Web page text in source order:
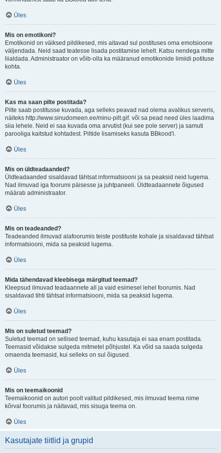
Üles
Mis on emotikoni?
Emotikonid on väiksed pildikesed, mis aitavad sul postituses oma emotsioone
väljendada. Neid saad teatesse lisada postitamise lehelt. Katsu nendega mitte
liialdada. Administraator on võib-olla ka määranud emotikonide limiidi potituse
kohta.
Üles
Kas ma saan pilte postitada?
Pilte saab postitusse kuvada, aga selleks peavad nad olema avalikus serveris,
näiteks http://www.sinudomeen.ee/minu-pilt.gif. või sa pead need üles laadima
siia lehele. Neid ei saa kuvada oma arvutist (kui see pole server) ja samuti
parooliga kaitstud kohtadest. Piltide lisamiseks kasuta BBkood'i.
Üles
Mis on üldteadaanded?
Üldteadaanded sisaldavad tähtsat informatsiooni ja sa peaksid neid lugema.
Nad ilmuvad iga foorumi päisesse ja juhtpaneeli. Üldteadaannete õigused
määrab administraator.
Üles
Mis on teadeanded?
Teadeanded ilmuvad alafoorumis teiste postituste kohale ja sisaldavad tähtsat
informatsiooni, mida sa peaksid lugema.
Üles
Mida tähendavad kleebisega märgitud teemad?
Kleepsud ilmuvad teadaannete all ja vaid esimesel lehel foorumis. Nad
sisaldavad tihti tähtsat informatsiooni, mida sa peaksid lugema.
Üles
Mis on suletud teemad?
Suletud teemad on sellised teemad, kuhu kasutaja ei saa enam postitada.
Teemasid võidakse sulgeda mitmetel põhjustel. Ka võid sa saada sulgeda
omaenda teemasid, kui selleks on sul õigused.
Üles
Mis on teemaikoonid
Teemaikoonid on autori poolt valitud pildikesed, mis ilmuvad teema nime
kõrval foorumis ja näitavad, mis sisuga teema on.
Üles
Kasutajate tiitlid ja grupid